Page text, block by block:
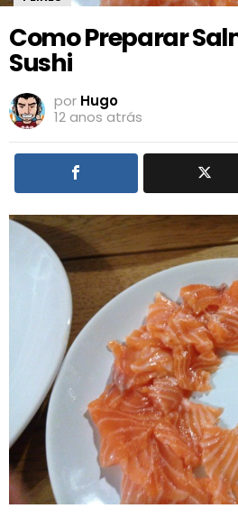
Como Preparar
Sushi
por Hugo
12 anos atrás